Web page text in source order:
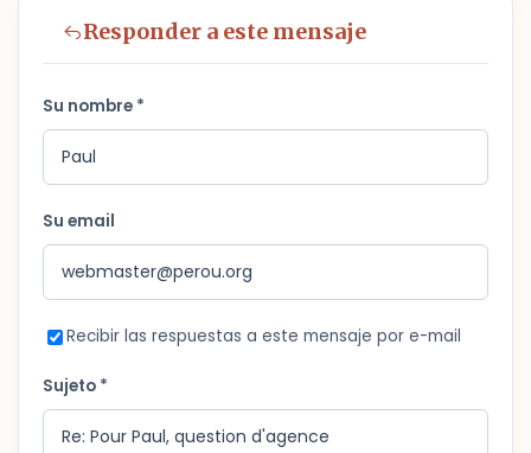
Responder a este mensaje
Su nombre *
Su email
Recibir las respuestas a este mensaje por e-mail
Sujeto *